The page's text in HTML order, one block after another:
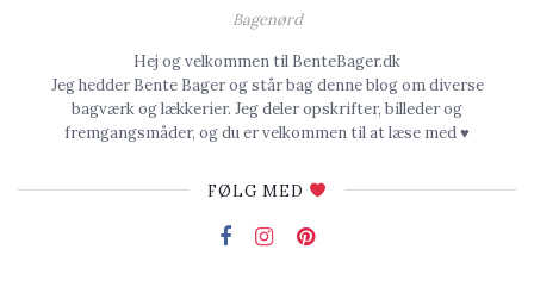
Bagenørd
Hej og velkommen til BenteBager.dk
Jeg hedder Bente Bager og står bag denne blog om diverse
bagværk og lækkerier. Jeg deler opskrifter, billeder og
fremgangsmåder, og du er velkommen til at læse med ♥
FØLG MED